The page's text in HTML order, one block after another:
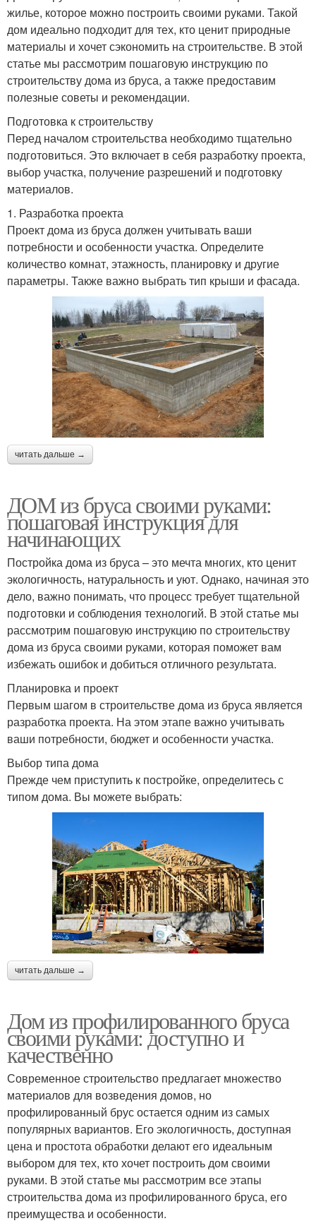
жилье, которое можно построить своими руками. Такой
дом идеально подходит для тех, кто ценит природные
материалы и хочет сэкономить на строительстве. В этой
статье мы рассмотрим пошаговую инструкцию по
строительству дома из бруса, а также предоставим
полезные советы и рекомендации.
Подготовка к строительству
Перед началом строительства необходимо тщательно
подготовиться. Это включает в себя разработку проекта,
выбор участка, получение разрешений и подготовку
материалов.
1. Разработка проекта
Проект дома из бруса должен учитывать ваши
потребности и особенности участка. Определите
количество комнат, этажность, планировку и другие
параметры. Также важно выбрать тип крыши и фасада.
читать дальше →
ДОМ из бруса своими руками:
пошаговая инструкция для
начинающих
Постройка дома из бруса – это мечта многих, кто ценит
экологичность, натуральность и уют. Однако, начиная это
дело, важно понимать, что процесс требует тщательной
подготовки и соблюдения технологий. В этой статье мы
рассмотрим пошаговую инструкцию по строительству
дома из бруса своими руками, которая поможет вам
избежать ошибок и добиться отличного результата.
Планировка и проект
Первым шагом в строительстве дома из бруса является
разработка проекта. На этом этапе важно учитывать
ваши потребности, бюджет и особенности участка.
Выбор типа дома
Прежде чем приступить к постройке, определитесь с
типом дома. Вы можете выбрать:
читать дальше →
Дом из профилированного бруса
своими руками: доступно и
качественно
Современное строительство предлагает множество
материалов для возведения домов, но
профилированный брус остается одним из самых
популярных вариантов. Его экологичность, доступная
цена и простота обработки делают его идеальным
выбором для тех, кто хочет построить дом своими
руками. В этой статье мы рассмотрим все этапы
строительства дома из профилированного бруса, его
преимущества и особенности.